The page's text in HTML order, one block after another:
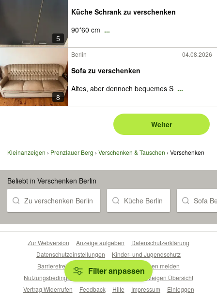
5
Küche Schrank zu verschenken
90*60 cm ...
8
Berlin 04.08.2026
Sofa zu verschenken
Altes, aber dennoch bequemes S ...
Weiter
Kleinanzeigen Prenzlauer Berg Verschenken & Tauschen Verschenken
Beliebt in Verschenken Berlin
Zu verschenken Berlin Küche Berlin Sofa
Filter anpassen
Zur Webversion Anzeige aufgeben
Datenschutzerklärung
Datenschutzeinstellungen
Kinder- und Jugendschutz
Barrierefreiheitserklärung
Sicherheitslücken melden
Nutzungsbedingungen
Beliebte Suchen
Anzeigen Übersicht
Vertrag Widerrufen
Feedback Hilfe Impressum Einloggen